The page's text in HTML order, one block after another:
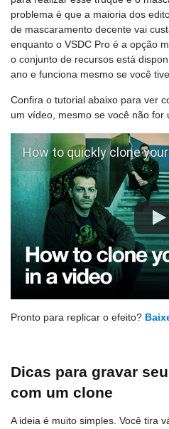
problema é que a maioria dos
de mascaramento decente vai
enquanto o VSDC Pro é a opção
o conjunto de recursos está
ano e funciona mesmo se você
Confira o tutorial abaixo para ver
um vídeo, mesmo se você não for
How to quickly clone yourself
Pronto para replicar o efeito?
Dicas para gravar
com um clone
A ideia é muito simples. Você tira